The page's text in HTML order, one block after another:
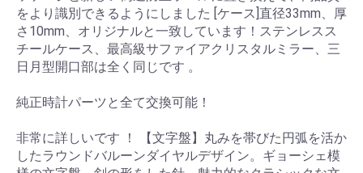
をより識別できるようにしました [ケース]直径33mm、厚
さ10mm、オリジナルと一致しています！ステンレスス
チールケース、最高級サファイアクリスタルミラー、三
日月型開口部は全く同じです 。
純正時計パーツと全て交換可能！
非常に詳しいです ！ 【文字盤】丸みを帯びた円弧を活か
したラウンドバルーンダイヤルデザイン。ギョーシェ模